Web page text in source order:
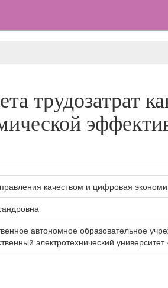
трудозатрат
качеством и цифровая
автономное образовательное
электротехнический